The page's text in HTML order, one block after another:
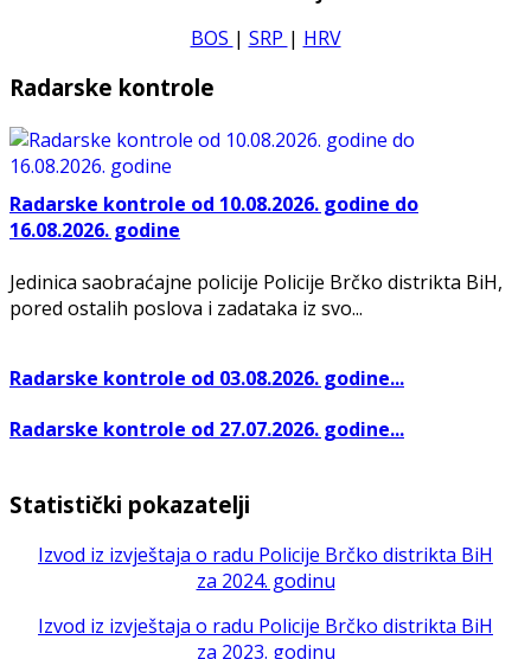
BOS | SRP | HRV
Radarske kontrole
Radarske kontrole od 10.08.2026. godine do
16.08.2026. godine
Jedinica saobraćajne policije Policije Brčko distrikta BiH,
pored ostalih poslova i zadataka iz svo...
Radarske kontrole od 03.08.2026. godine...
Radarske kontrole od 27.07.2026. godine...
Statistički pokazatelji
Izvod iz izvještaja o radu Policije Brčko distrikta BiH
za 2024. godinu
Izvod iz izvještaja o radu Policije Brčko distrikta BiH
za 2023. godinu